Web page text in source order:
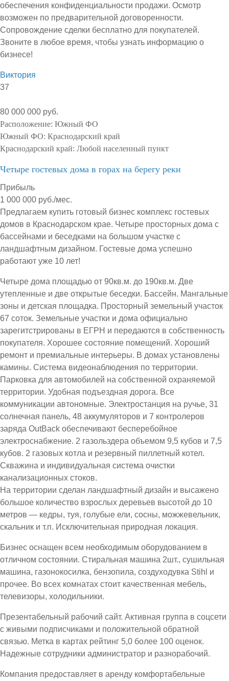
обеспечения конфиденциальности продажи. Осмотр
возможен по предварительной договоренности.
Сопровождение сделки бесплатно для покупателей.
Звоните в любое время, чтобы узнать информацию о
бизнесе!
Виктория
37
80 000 000 руб.
Расположение: Южный ФО
Южный ФО: Краснодарский край
Краснодарский край: Любой населенный пункт
Четыре гостевых дома в горах на берегу реки
Прибыль
1 000 000 руб./мес.
Предлагаем купить готовый бизнес комплекс гостевых
домов в Краснодарском крае. Четыре просторных дома с
бассейнами и беседками на большом участке с
ландшафтным дизайном. Гостевые дома успешно
работают уже 10 лет!
Четыре дома площадью от 90кв.м. до 190кв.м. Две
утепленные и две открытые беседки. Бассейн. Мангальные
зоны и детская площадка. Просторный земельный участок
67 соток. Земельные участки и дома официально
зарегитстрированы в ЕГРН и передаются в собственность
покупателя. Хорошее состояние помещений. Хороший
ремонт и премиальные интерьеры. В домах установлены
камины. Система видеонаблюдения по территории.
Парковка для автомобилей на собственной охраняемой
территории. Удобная подъездная дорога. Все
коммуникации автономные. Электростанция на ручье, 31
солнечная панель, 48 аккумуляторов и 7 контролеров
заряда OutBack обеспечивают бесперебойное
электроснабжение. 2 газольздера объемом 9,5 кубов и 7,5
кубов. 2 газовых котла и резервный пиллетный котел.
Скважина и индивидуальная система очистки
канализационных стоков.
На территории сделан ландшафтный дизайн и высажено
большое количество взрослых деревьев высотой до 10
метров — кедры, туя, голубые ели, сосны, можжевельник,
скальник и т.п. Исключительная природная локация.
Бизнес оснащен всем необходимым оборудованием в
отличном состоянии. Стиральная машина 2шт., сушильная
машина, газонокосилка, бензопила, создуходувка Stihl и
прочее. Во всех комнатах стоит качественная мебель,
телевизоры, холодильники.
Презентабельный рабочий сайт. Активная группа в соцсети
с живыми подписчиками и положительной обратной
связью. Метка в картах рейтинг 5,0 более 100 оценок.
Надежные сотрудники администратор и разнорабочий.
Компания предоставляет в аренду комфортабельные